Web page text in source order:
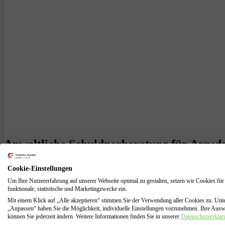
Anwaltliche Schuldnerberatung für
Sie sind in Arnsdorf und stecken in Schulden? Sie möchten
Jahren Erfahrung, bietet Ihnen gerne seine Unterstützung an. Wir
Mit unserer Schuldnerberatung und Insolvenzberatung können wir
und schuldenfrei zu werden. Wir sind Experten in Insolvenzsachen
Restschuldbefreiung.
Cookie-Einstellungen
Um Ihre Nutzererfahrung auf unserer Webseite optimal zu gestalten, setzen wir Cookies für
funktionale, statistische und Marketingzwecke ein.
Mit einem Klick auf „Alle akzeptieren“ stimmen Sie der Verwendung aller Cookies zu.
„Anpassen“ haben Sie die Möglichkeit, individuelle Einstellungen vorzunehmen. Ihre
können Sie jederzeit ändern. Weitere Informationen finden Sie in unserer